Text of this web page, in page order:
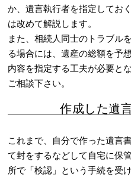
か、遺言執行者を指定してお
は改めて解説します。
また、相続人同士のトラブル
る場合には、遺産の総額を予
内容を指定する工夫が必要と
ご相談下さい。
作成した遺
これまで、自分で作った遺言
て封をするなどして自宅に保
所で「検認」という手続を受